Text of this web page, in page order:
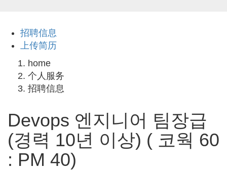
招聘信息
上传简历
home
个人服务
招聘信息
Devops 엔지니어 팀장급
(경력 10년 이상) ( 코웍 60
: PM 40)